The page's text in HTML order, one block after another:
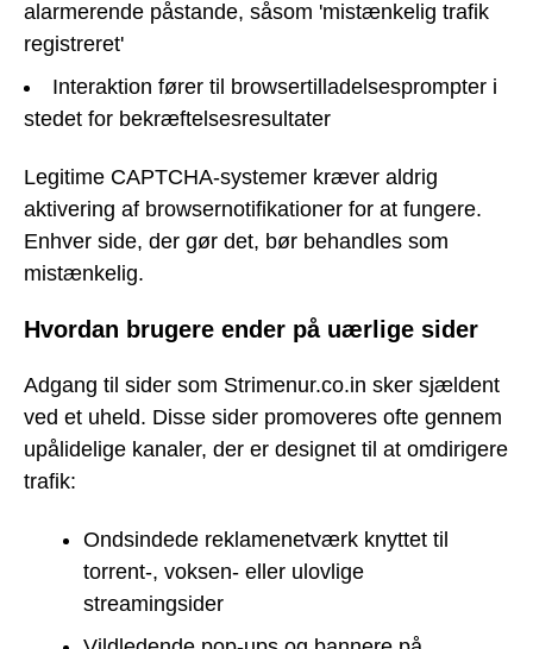
alarmerende påstande, såsom 'mistænkelig trafik
registreret'
Interaktion fører til browsertilladelsesprompter i
stedet for bekræftelsesresultater
Legitime CAPTCHA-systemer kræver aldrig
aktivering af browsernotifikationer for at fungere.
Enhver side, der gør det, bør behandles som
mistænkelig.
Hvordan brugere ender på uærlige sider
Adgang til sider som Strimenur.co.in sker sjældent
ved et uheld. Disse sider promoveres ofte gennem
upålidelige kanaler, der er designet til at omdirigere
trafik:
Ondsindede reklamenetværk knyttet til
torrent-, voksen- eller ulovlige
streamingsider